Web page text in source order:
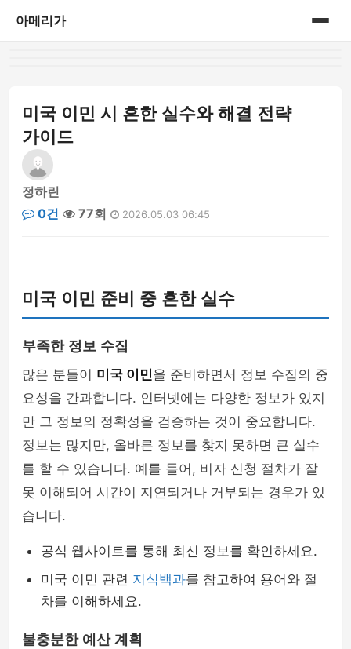
아메리가
미국 이민 시 흔한 실수와 해결 전략
가이드
정하린
0건
77회 2026.05.03 06:45
미국 이민 준비 중 흔한 실수
부족한 정보 수집
많은 분들이 미국 이민을 준비하면서 정보 수집의 중
요성을 간과합니다. 인터넷에는 다양한 정보가 있지
만 그 정보의 정확성을 검증하는 것이 중요합니다.
정보는 많지만, 올바른 정보를 찾지 못하면 큰 실수
를 할 수 있습니다. 예를 들어, 비자 신청 절차가 잘
못 이해되어 시간이 지연되거나 거부되는 경우가 있
습니다.
공식 웹사이트를 통해 최신 정보를 확인하세요.
미국 이민 관련 지식백과를 참고하여 용어와 절
차를 이해하세요.
불충분한 예산 계획